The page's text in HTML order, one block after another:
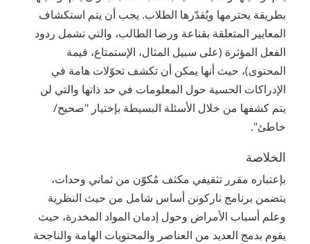
بطريقة يحترمها ويُقدّرها الطلاب. يجب أن يتم استكشاف
المعايير المتعلقة بقناعة ورضا الطالب، والتي تشمل ردود
الفعل المؤثرة (على سبيل المثال، الإستمتاع، قيمة
المحتوى)، حيث أنها يمكن أن تكشف تحوّلات هامة في
الإدراكات الحسية حول المعلومات في حد ذاتها والتي لن
يتم كشفها من خلال الأسئلة البسيطة بإختيار "صحيح/
خاطئ".
الخلاصة
بإعتباره مقرر تثقيفي مكثف مُكوّن من ثماني وحدات،
يتضمن برنامج ناركونن أساس شامل من حيث النظرية
وعلم أسباب الأمراض وحول إدمان المواد المخدرة، حيث
يقوم بدمج العديد من العناصر والمحتويات الهامة والناجحة